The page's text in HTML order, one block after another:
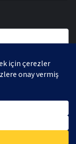
ORGANIZASYONUDUR,